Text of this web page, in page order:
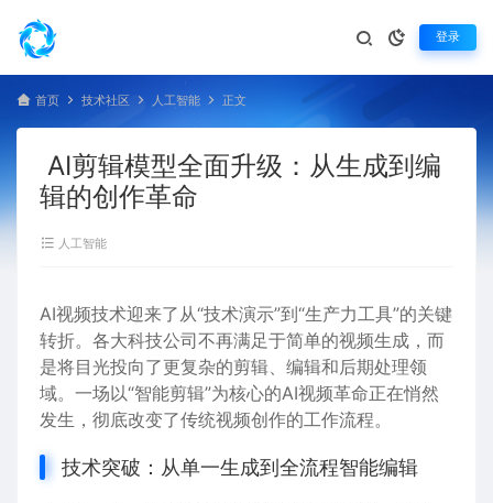
登录
首页 技术社区 人工智能 正文
AI剪辑模型全面升级：从生成到编
辑的创作革命
人工智能
AI视频技术迎来了从“技术演示”到“生产力工具”的关键
转折。各大科技公司不再满足于简单的视频生成，而
是将目光投向了更复杂的剪辑、编辑和后期处理领
域。一场以“智能剪辑”为核心的AI视频革命正在悄然
发生，彻底改变了传统视频创作的工作流程。
技术突破：从单一生成到全流程智能编辑